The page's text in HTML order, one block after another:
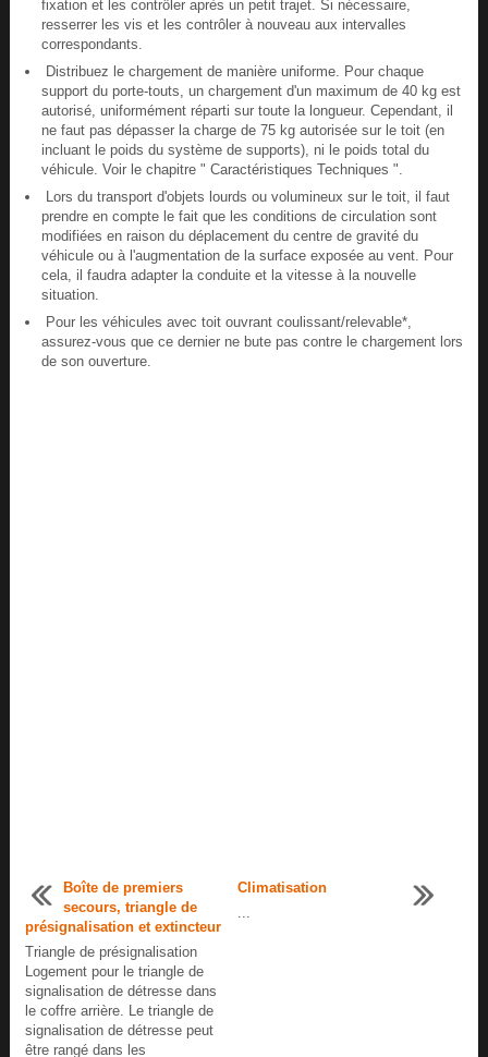
fixation et les contrôler après un petit trajet. Si nécessaire,
resserrer les vis et les contrôler à nouveau aux intervalles
correspondants.
Distribuez le chargement de manière uniforme. Pour chaque
support du porte-touts, un chargement d'un maximum de 40 kg est
autorisé, uniformément réparti sur toute la longueur. Cependant, il
ne faut pas dépasser la charge de 75 kg autorisée sur le toit (en
incluant le poids du système de supports), ni le poids total du
véhicule. Voir le chapitre " Caractéristiques Techniques ".
Lors du transport d'objets lourds ou volumineux sur le toit, il faut
prendre en compte le fait que les conditions de circulation sont
modifiées en raison du déplacement du centre de gravité du
véhicule ou à l'augmentation de la surface exposée au vent. Pour
cela, il faudra adapter la conduite et la vitesse à la nouvelle
situation.
Pour les véhicules avec toit ouvrant coulissant/relevable*,
assurez-vous que ce dernier ne bute pas contre le chargement lors
de son ouverture.
Boîte de premiers
secours, triangle de
présignalisation et extincteur
Triangle de présignalisation
Logement pour le triangle de
signalisation de détresse dans
le coffre arrière. Le triangle de
signalisation de détresse peut
être rangé dans les
Climatisation